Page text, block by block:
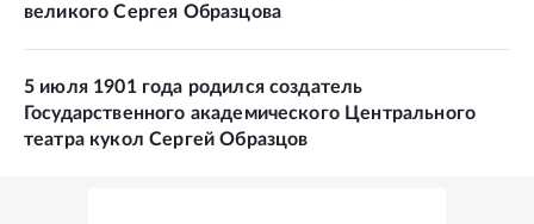
великого Сергея Образцова
5 июля 1901 года родился создатель
Государственного академического Центрального
театра кукол Сергей Образцов